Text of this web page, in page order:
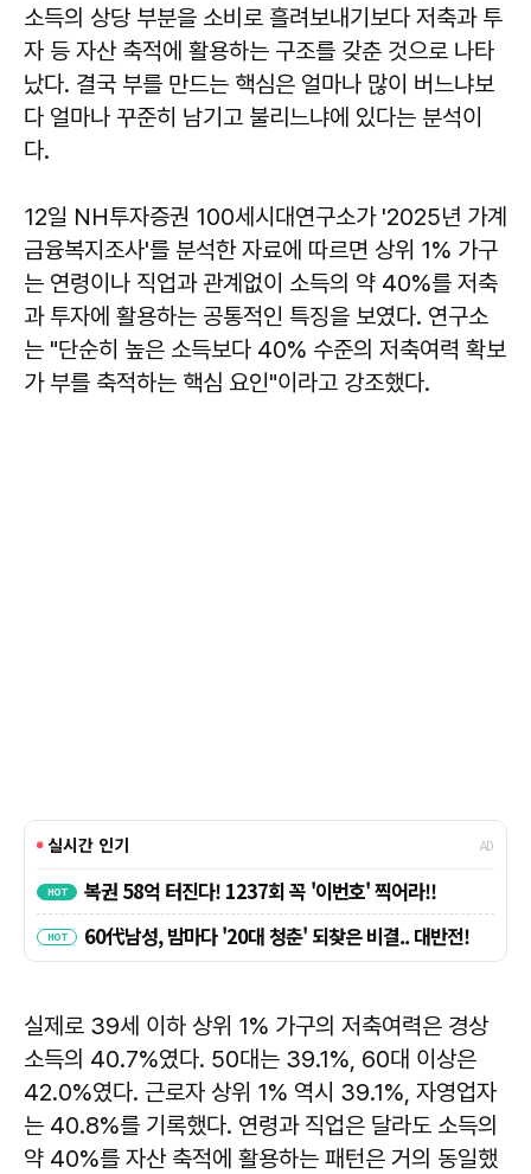
소득의 상당 부분을 소비로 흘려보내기보다 저축과 투
자 등 자산 축적에 활용하는 구조를 갖춘 것으로 나타
났다. 결국 부를 만드는 핵심은 얼마나 많이 버느냐보
다 얼마나 꾸준히 남기고 불리느냐에 있다는 분석이
다.
12일 NH투자증권 100세시대연구소가 '2025년 가계
금융복지조사'를 분석한 자료에 따르면 상위 1% 가구
는 연령이나 직업과 관계없이 소득의 약 40%를 저축
과 투자에 활용하는 공통적인 특징을 보였다. 연구소
는 "단순히 높은 소득보다 40% 수준의 저축여력 확보
가 부를 축적하는 핵심 요인"이라고 강조했다.
실제로 39세 이하 상위 1% 가구의 저축여력은 경상
소득의 40.7%였다. 50대는 39.1%, 60대 이상은
42.0%였다. 근로자 상위 1% 역시 39.1%, 자영업자
는 40.8%를 기록했다. 연령과 직업은 달라도 소득의
약 40%를 자산 축적에 활용하는 패턴은 거의 동일했